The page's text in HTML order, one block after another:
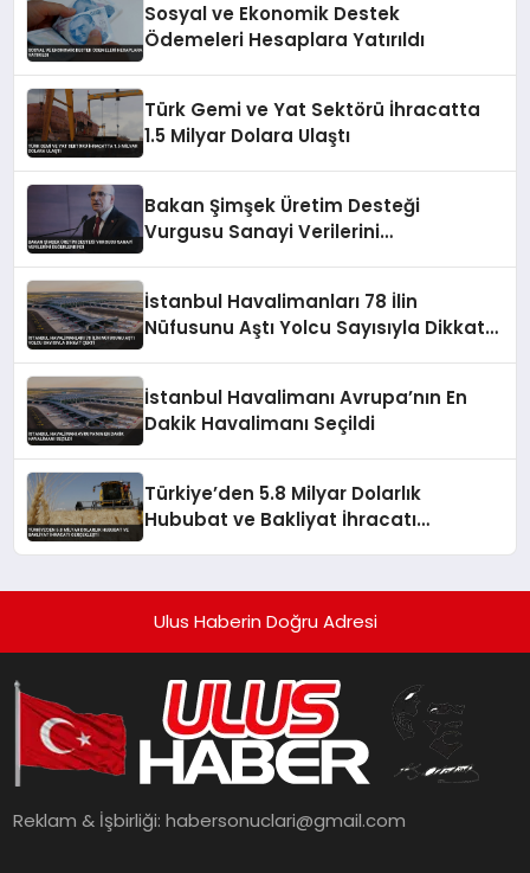
Sosyal ve Ekonomik Destek
Ödemeleri Hesaplara Yatırıldı
Türk Gemi ve Yat Sektörü İhracatta
1.5 Milyar Dolara Ulaştı
Bakan Şimşek Üretim Desteği
Vurgusu Sanayi Verilerini
İstanbul Havalimanları 78 İlin
Nüfusunu Aştı Yolcu Sayısıyla Dikkat
İstanbul Havalimanı Avrupa’nın En
Dakik Havalimanı Seçildi
Türkiye’den 5.8 Milyar Dolarlık
Hububat ve Bakliyat İhracatı
Ulus Haberin Doğru Adresi
Reklam & İşbirliği:habersonuclari@gmail.com